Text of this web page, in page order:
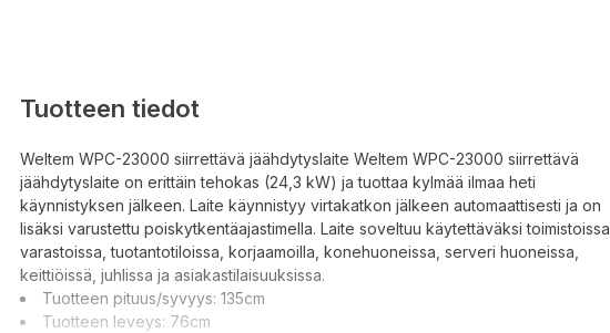
Tuotteen tiedot
Weltem WPC-23000 siirrettävä jäähdytyslaite Weltem WPC-23000 siirrettävä
jäähdytyslaite on erittäin tehokas (24,3 kW) ja tuottaa kylmää ilmaa heti
käynnistyksen jälkeen. Laite käynnistyy virtakatkon jälkeen automaattisesti ja on
lisäksi varustettu poiskytkentäajastimella. Laite soveltuu käytettäväksi toimistoissa,
varastoissa, tuotantotiloissa, korjaamoilla, konehuoneissa, serveri huoneissa,
keittiöissä, juhlissa ja asiakastilaisuuksissa.
Tuotteen pituus/syvyys: 135cm
Tuotteen leveys: 76cm